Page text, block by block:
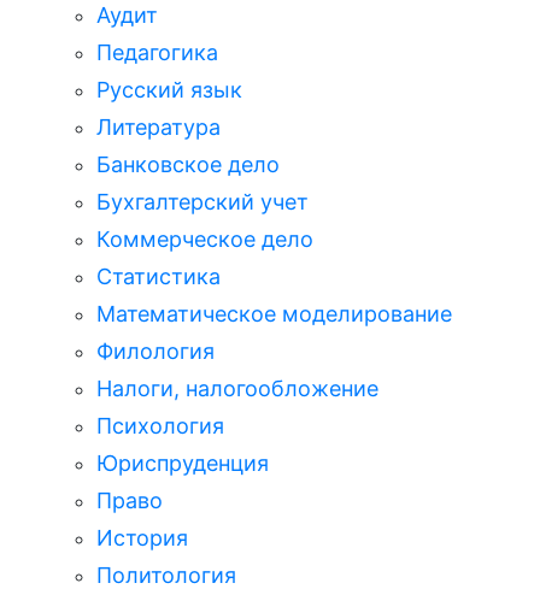
Аудит
Педагогика
Русский язык
Литература
Банковское дело
Бухгалтерский учет
Коммерческое дело
Статистика
Математическое моделирование
Филология
Налоги, налогообложение
Психология
Юриспруденция
Право
История
Политология